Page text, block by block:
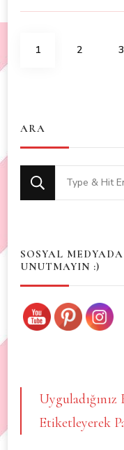
Posts
PAGE
1 PAGE
2 3
ARA
Looking
for
SOSYAL
UNUTMAYIN :)
Etiketleyerek